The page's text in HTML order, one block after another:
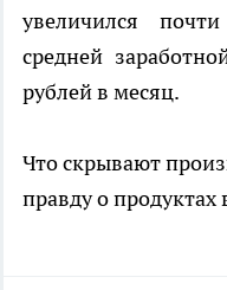
увеличился
средней
рублей в месяц.
Что скрывают
правду о